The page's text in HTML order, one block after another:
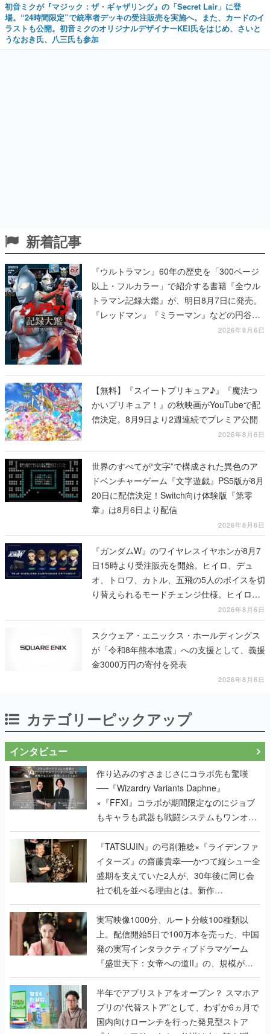
初音ミクが『マジック：ザ・ギャザリング』の「Secret Lair」に登
場。“24時間限定”で統率者デッキの受注販売を実施へ。また、カードのイ
ラストも公開。初音ミクのオリジナルデザイナーKEI氏をはじめ、さいと
うなおき氏、八三氏も参加
新着記事
『ウルトラマン』60年の歴史を「300ページ
以上・フルカラー」で紹介する書籍『全ウル
トラマン記録大鑑』が、明日8月7日に発売。
『レッドマン』『ミラーマン』などの円谷特
2026年8月6日
【無料】『スイートプリキュア♪』『魔法つ
かいプリキュア！』の秋映画がYouTubeで配
信決定。8月9日より2週連続でプレミア公開
2026年8月6日
世界のすべてが“文字”で構成された異色のア
ドベンチャーゲーム『文字遊戯』PS5版が8月
20日に配信決定！Switch向け体験版『第零
章』は8月6日より配信
2026年8月6日
『ガンダムW』のワイヤレスイヤホンが8月7
日15時より受注販売を開始。ヒイロ、デュ
オ、トロワ、カトル、五飛の5人のボイスを切
り替えられるモードチェンジ仕様。ヒイロが
「お前を殺す」「死ぬほど痛いぞ」とささや
く
2026年8月6日
スクウェア・エニックス・ホールディングス
が「令和8年熊本地震」への支援として、義援
金3000万円の寄付を発表
2026年8月6日
カテゴリーピックアップ
インタビュー
作り込みのすさまじさにコラボ先も驚嘆
──『Wizardry Variants Daphne』
×『FFXI』コラボが期間限定なのにジョブ
もキャラも武器も戦闘システムもワンオフ
で作り込まれた理由を両ディレクターに聞
く
『TATSUJIN』の弓削雅稔×『ライデンファ
イターズ』の齋藤貴幸──かつて縦シュー全
盛期を支えていた2人が、30年後に同じ会
社で机を並べる理由とは。新作
『TATSUJIN EXTREME』で初タッグを組
んだレジェンド2人に訊く開発秘話
実写映像1000分、ルート分岐100種類以
上。配信開始5日で100万本を売った、中国
発の実写インタラクティブドラマゲーム
『盛世天下：女帝への道II』の、規模が違
うこだわりをプロデューサーに聞いた
半年でアプリストアをオープン？ スマホア
プリの“代替ストア”として、わずか6ヵ月で
国内向けローンチを行った発見型ストア